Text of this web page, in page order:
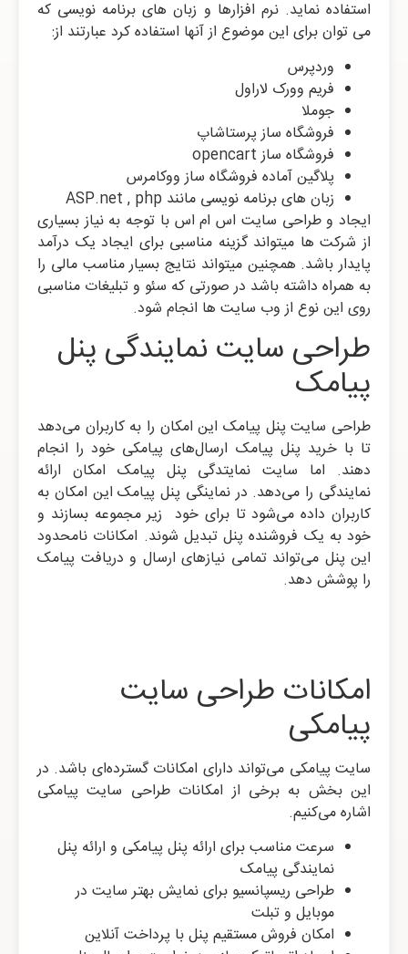
استفاده نماید. نرم افزارها و زبان های برنامه نویسی که
می توان برای این موضوع از آنها استفاده کرد عبارتند از:
وردپرس
فریم وورک لاراول
جوملا
فروشگاه ساز پرستاشاپ
فروشگاه ساز opencart
پلاگین آماده فروشگاه ساز ووکامرس
زبان های برنامه نویسی مانند ASP.net , php
ایجاد و طراحی سایت اس ام اس با توجه به نیاز بسیاری
از شرکت ها میتواند گزینه مناسبی برای ایجاد یک درآمد
پایدار باشد. همچنین میتواند نتایج بسیار مناسب مالی را
به همراه داشته باشد در صورتی که سئو و تبلیغات مناسبی
روی این نوع از وب سایت ها انجام شود.
طراحی سایت نمایندگی پنل
پیامک
طراحی سایت پنل پیامک این امکان را به کاربران می‌دهد
تا با خرید پنل پیامک ارسال‌های پیامکی خود را انجام
دهند. اما سایت نمایتدگی پنل پیامک امکان ارائه
نمایندگی را می‌دهد. در نماینگی پنل پیامک این امکان به
کاربران داده می‌شود تا برای خود زیر مجموعه بسازند و
خود به یک فروشنده پنل تبدیل شوند. امکانات نامحدود
این پنل می‌تواند تمامی نیازهای ارسال و دریافت پیامک
را پوشش دهد.
امکانات طراحی سایت
پیامکی
سایت پیامکی می‌تواند دارای امکانات گسترده‌ای باشد. در
این بخش به برخی از امکانات طراحی سایت پیامکی
اشاره می‌کنیم.
سرعت مناسب برای ارائه پنل پیامکی و ارائه پنل
نمایندگی پیامک
طراحی ریسپانسیو برای نمایش بهتر سایت در
موبایل و تبلت
امکان فروش مستقیم پنل با پرداخت آنلاین